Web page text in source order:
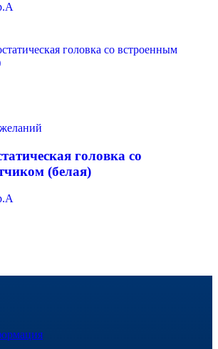
головка со
(белая)